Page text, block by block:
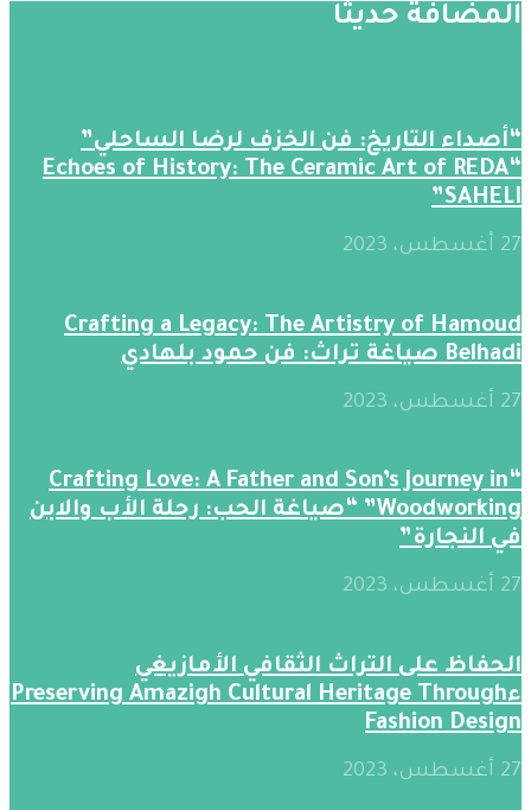
المضافة حديثََا
“أصداء التاريخ: فن الخزف لرضا الساحلي”
“Echoes of History: The Ceramic Art of REDA
SAHELI”
27 أغسطس، 2023
Crafting a Legacy: The Artistry of Hamoud
Belhadi صياغة تراث: فن حمود بلهادي
27 أغسطس، 2023
“Crafting Love: A Father and Son’s Journey in
Woodworking” “صياغة الحب: رحلة الأب والابن
في النجارة”
27 أغسطس، 2023
الحفاظ على التراث الثقافي الأمازيغي
ءPreserving Amazigh Cultural Heritage Through
Fashion Design
27 أغسطس، 2023